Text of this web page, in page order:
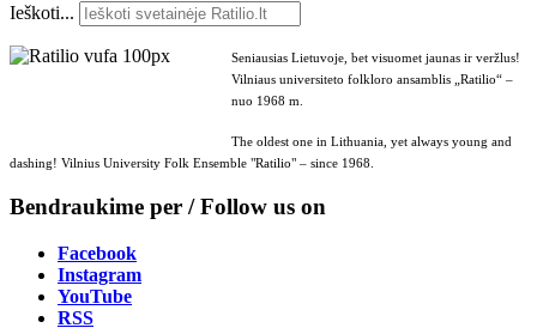
Ieškoti...
Seniausias Lietuvoje, bet visuomet jaunas ir veržlus!
Vilniaus universiteto folkloro ansamblis „Ratilio“ –
nuo 1968 m.
The oldest one in Lithuania, yet always young and
dashing! Vilnius University Folk Ensemble "Ratilio" – since 1968.
Bendraukime per / Follow us on
Facebook
Instagram
YouTube
RSS